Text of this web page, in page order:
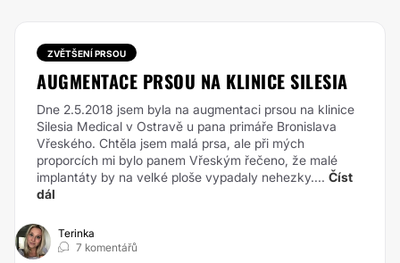
ZVĚTŠENÍ PRSOU
AUGMENTACE PRSOU NA KLINICE SILESIA
Dne 2.5.2018 jsem byla na augmentaci prsou na klinice
Silesia Medical v Ostravě u pana primáře Bronislava
Vřeského. Chtěla jsem malá prsa, ale při mých
proporcích mi bylo panem Vřeským řečeno, že malé
implantáty by na velké ploše vypadaly nehezky.... Číst
dál
Terinka
7 komentářů